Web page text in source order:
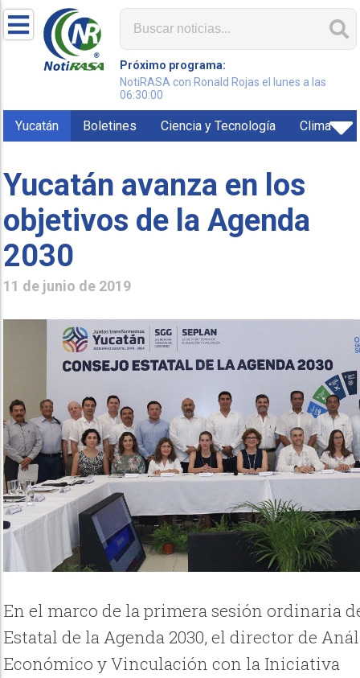
Próximo programa:
NotiRASA con Ronald Rojas el lunes a las
06:30:00
Yucatán Boletines Ciencia y Tecnología Clima
Yucatán avanza en los
objetivos de la Agenda
2030
11 de junio de 2019
En el marco de la primera sesión ordinaria
Estatal de la Agenda 2030, el director de
Económico y Vinculación con la Iniciativa